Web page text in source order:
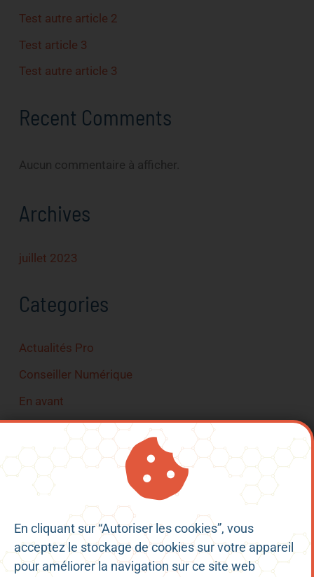
Test autre article 2
Test article 3
Test autre article 3
Recent Comments
Aucun commentaire à afficher.
Archives
juillet 2023
Categories
Actualités Pro
Conseiller Numérique
En avant
France Service
Pass Numérique
Mentions Légales
Conditions Générales d’Utilisation
En cliquant sur “Autoriser les cookies”, vous
acceptez le stockage de cookies sur votre appareil
pour améliorer la navigation sur ce site web